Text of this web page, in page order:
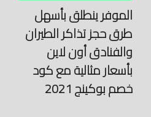
الموفر ينطلق بأسهل
طرق حجز تذاكر الطيران
والفنادق أون لاين
بأسعار مثالية مع كود
خصم بوكينج 2021